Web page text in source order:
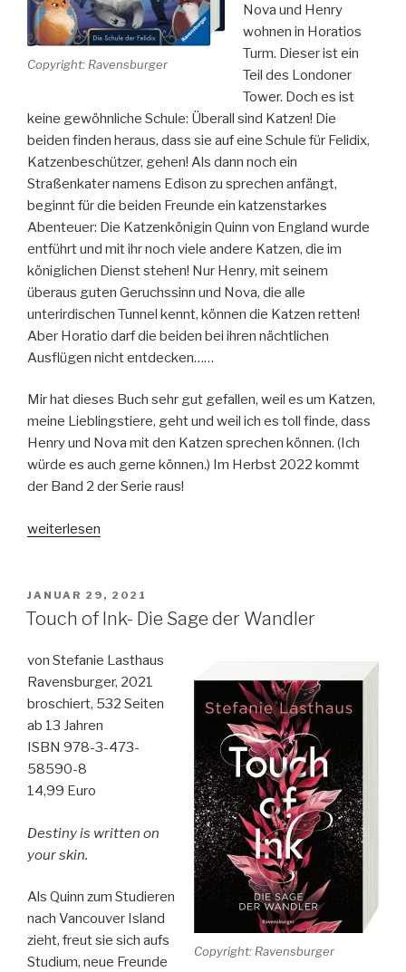
Copyright: Ravensburger
Nova und Henry
wohnen in Horatios
Turm. Dieser ist ein
Teil des Londoner
Tower. Doch es ist
keine gewöhnliche Schule: Überall sind Katzen! Die
beiden finden heraus, dass sie auf eine Schule für Felidix,
Katzenbeschützer, gehen! Als dann noch ein
Straßenkater namens Edison zu sprechen anfängt,
beginnt für die beiden Freunde ein katzenstarkes
Abenteuer: Die Katzenkönigin Quinn von England wurde
entführt und mit ihr noch viele andere Katzen, die im
königlichen Dienst stehen! Nur Henry, mit seinem
überaus guten Geruchssinn und Nova, die alle
unterirdischen Tunnel kennt, können die Katzen retten!
Aber Horatio darf die beiden bei ihren nächtlichen
Ausflügen nicht entdecken……
Mir hat dieses Buch sehr gut gefallen, weil es um Katzen,
meine Lieblingstiere, geht und weil ich es toll finde, dass
Henry und Nova mit den Katzen sprechen können. (Ich
würde es auch gerne können.) Im Herbst 2022 kommt
der Band 2 der Serie raus!
„Mitternachtskatzen
Die
Schule
Felidix“
weiterlesen
VERÖFFENTLICHT
AM
JANUAR 29, 2021
Touch of Ink- Die Sage der Wandler
Copyright: Ravensburger
von Stefanie Lasthaus
Ravensburger, 2021
broschiert, 532 Seiten
ab 13 Jahren
ISBN 978-3-473-
58590-8
14,99 Euro
Destiny is written on
your skin.
Als Quinn zum Studieren
nach Vancouver Island
zieht, freut sie sich aufs
Studium, neue Freunde